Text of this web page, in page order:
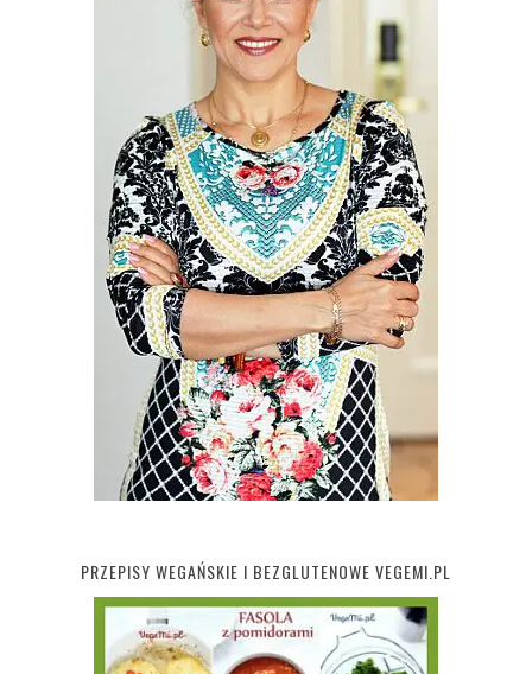
PRZEPISY WEGAŃSKIE I BEZGLUTENOWE VEGEMI.PL